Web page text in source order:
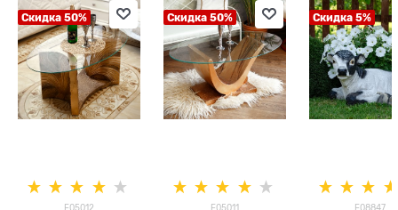
Скидка 50%
F05012
Скидка 50%
F05011
Скидка 5%
F08847